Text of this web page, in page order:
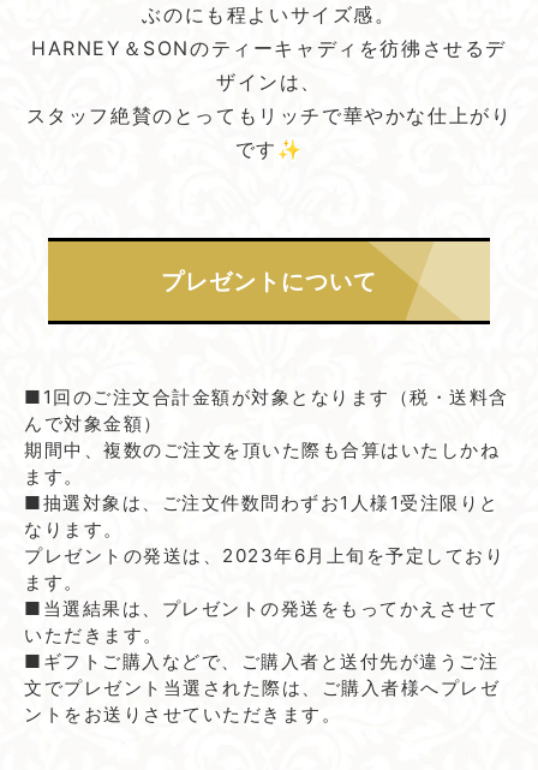
ぶのにも程よいサイズ感。
HARNEY＆SONのティーキャディを彷彿させるデ
ザインは、
スタッフ絶賛のとってもリッチで華やかな仕上がり
です✨
プレゼントに​ついて
■1回のご注文合計金額が対象となります（税・送料含
んで対象金額）
期間中、複数のご注文を頂いた際も合算はいたしかね
ます。
■抽選対象は、ご注文件数問わずお1人様1受注限りと
なります。
プレゼントの発送は、2023年6月上旬を予定しており
ます。
■当選結果は、プレゼントの発送をもってかえさせて
いただきます。
■ギフトご購入などで、ご購入者と送付先が違うご注
文でプレゼント当選された際は、ご購入者様へプレゼ
ントをお送りさせていただきます。